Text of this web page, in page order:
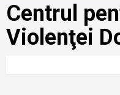
Centrul
Violenţei